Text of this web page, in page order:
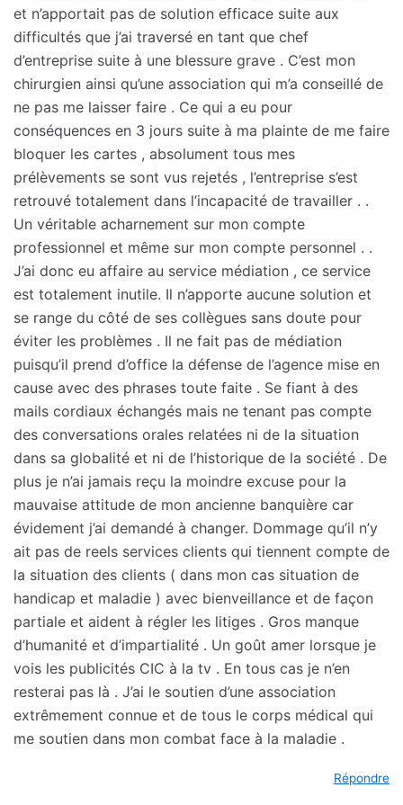
et n’apportait pas de solution efficace suite aux
difficultés que j’ai traversé en tant que chef
d’entreprise suite à une blessure grave . C’est mon
chirurgien ainsi qu’une association qui m’a conseillé de
ne pas me laisser faire . Ce qui a eu pour
conséquences en 3 jours suite à ma plainte de me faire
bloquer les cartes , absolument tous mes
prélèvements se sont vus rejetés , l’entreprise s’est
retrouvé totalement dans l’incapacité de travailler . .
Un véritable acharnement sur mon compte
professionnel et même sur mon compte personnel . .
J’ai donc eu affaire au service médiation , ce service
est totalement inutile. Il n’apporte aucune solution et
se range du côté de ses collègues sans doute pour
éviter les problèmes . Il ne fait pas de médiation
puisqu’il prend d’office la défense de l’agence mise en
cause avec des phrases toute faite . Se fiant à des
mails cordiaux échangés mais ne tenant pas compte
des conversations orales relatées ni de la situation
dans sa globalité et ni de l’historique de la société . De
plus je n’ai jamais reçu la moindre excuse pour la
mauvaise attitude de mon ancienne banquière car
évidement j’ai demandé à changer. Dommage qu’il n’y
ait pas de reels services clients qui tiennent compte de
la situation des clients ( dans mon cas situation de
handicap et maladie ) avec bienveillance et de façon
partiale et aident à régler les litiges . Gros manque
d’humanité et d’impartialité . Un goût amer lorsque je
vois les publicités CIC à la tv . En tous cas je n’en
resterai pas là . J’ai le soutien d’une association
extrêmement connue et de tous le corps médical qui
me soutien dans mon combat face à la maladie .
Répondre